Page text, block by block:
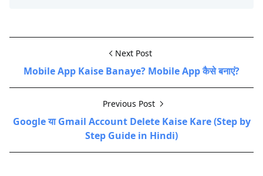
Next Post
Mobile App Kaise Banaye? Mobile App कैसे बनाएं?
Previous Post
Google या Gmail Account Delete Kaise Kare (Step by
Step Guide in Hindi)